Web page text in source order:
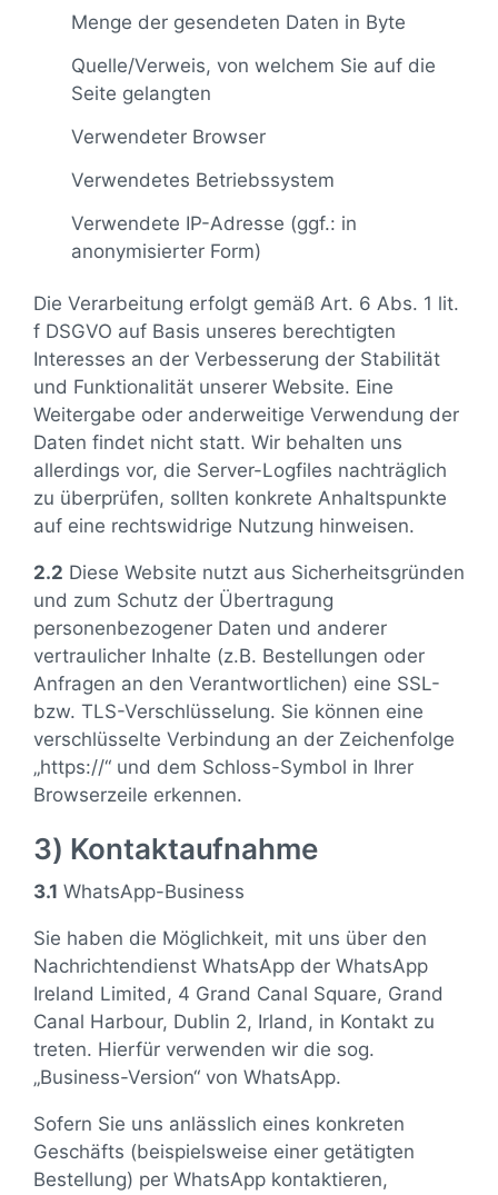
Menge der gesendeten Daten in Byte
Quelle/Verweis, von welchem Sie auf die
Seite gelangten
Verwendeter Browser
Verwendetes Betriebssystem
Verwendete IP-Adresse (ggf.: in
anonymisierter Form)
Die Verarbeitung erfolgt gemäß Art. 6 Abs. 1 lit.
f DSGVO auf Basis unseres berechtigten
Interesses an der Verbesserung der Stabilität
und Funktionalität unserer Website. Eine
Weitergabe oder anderweitige Verwendung der
Daten findet nicht statt. Wir behalten uns
allerdings vor, die Server-Logfiles nachträglich
zu überprüfen, sollten konkrete Anhaltspunkte
auf eine rechtswidrige Nutzung hinweisen.
2.2 Diese Website nutzt aus Sicherheitsgründen
und zum Schutz der Übertragung
personenbezogener Daten und anderer
vertraulicher Inhalte (z.B. Bestellungen oder
Anfragen an den Verantwortlichen) eine SSL-
bzw. TLS-Verschlüsselung. Sie können eine
verschlüsselte Verbindung an der Zeichenfolge
„https://“ und dem Schloss-Symbol in Ihrer
Browserzeile erkennen.
3) Kontaktaufnahme
3.1 WhatsApp-Business
Sie haben die Möglichkeit, mit uns über den
Nachrichtendienst WhatsApp der WhatsApp
Ireland Limited, 4 Grand Canal Square, Grand
Canal Harbour, Dublin 2, Irland, in Kontakt zu
treten. Hierfür verwenden wir die sog.
„Business-Version“ von WhatsApp.
Sofern Sie uns anlässlich eines konkreten
Geschäfts (beispielsweise einer getätigten
Bestellung) per WhatsApp kontaktieren,